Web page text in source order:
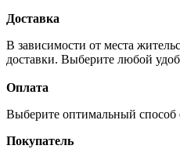
Доставка
В зависимости от места
доставки. Выберите любой
Оплата
Выберите оптимальный способ
Покупатель